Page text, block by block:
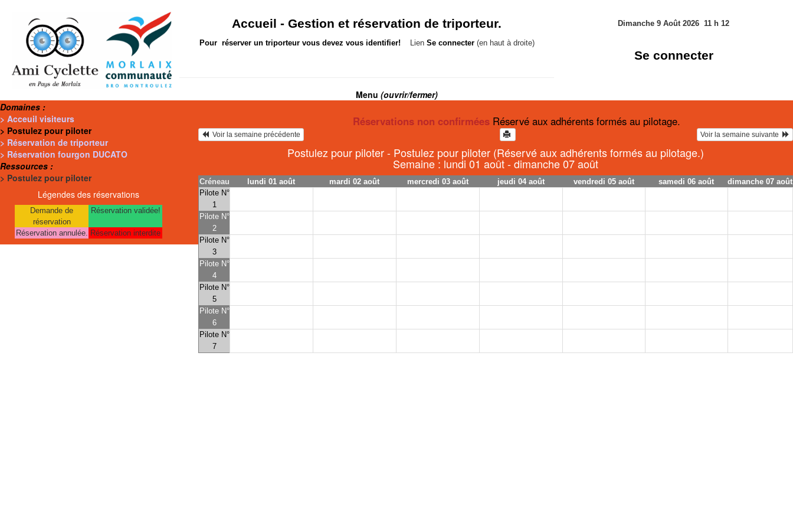
Accueil -Gestion et réservation de triporteur.
Pour réserver un triporteur vous devez vous identifier! Lien Se connecter(en haut à droite)
Dimanche 9 Août 2026 11 h 12
Se connecter
Menu (ouvrir/fermer)
Domaines :
> Acceuil visiteurs
> Postulez pour piloter
> Réservation de triporteur
> Réservation fourgon DUCATO
Ressources :
> Postulez pour piloter
Légendes des réservations
Demande de
réservation
Réservation validée!
Réservation annulée. Réservation interdite
Réservations non confirmées Réservé aux adhérents formés au pilotage.
  Voir la semaine précédente
Voir la semaine suivante
Postulez pour piloter - Postulez pour piloter (Réservé aux adhérents formés au pilotage.)
Semaine : lundi 01 août - dimanche 07 août
Créneau lundi 01 août mardi 02 août mercredi 03 août jeudi 04 août vendredi 05 août samedi 06 août
dimanche 07 août
Pilote N°
1
Pilote N°
2
Pilote N°
3
Pilote N°
4
Pilote N°
5
Pilote N°
6
Pilote N°
7